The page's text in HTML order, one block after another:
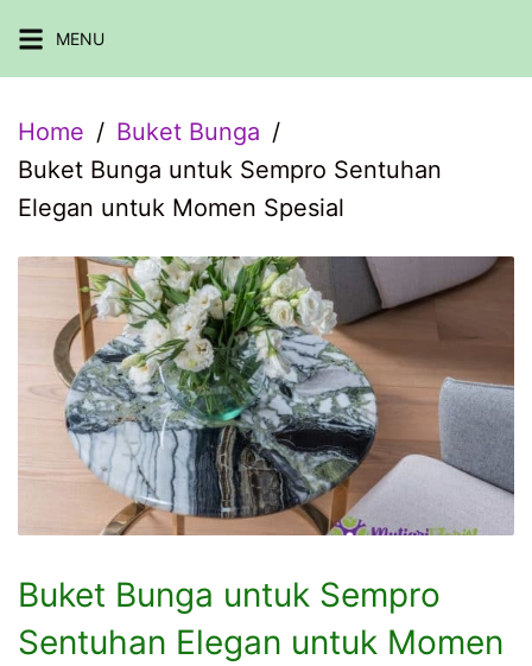
to
MENU
Home
Buket Bunga
Buket Bunga untuk Sempro Sentuhan
Elegan untuk Momen Spesial
Buket Bunga untuk Sempro
Sentuhan Elegan untuk Momen